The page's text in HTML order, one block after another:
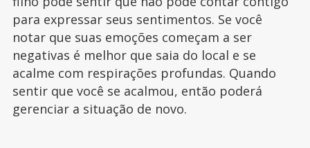
para expressar seus sentimentos. Se você
notar que suas emoções começam a ser
negativas é melhor que saia do local e se
acalme com respirações profundas. Quando
sentir que você se acalmou, então poderá
gerenciar a situação de novo.